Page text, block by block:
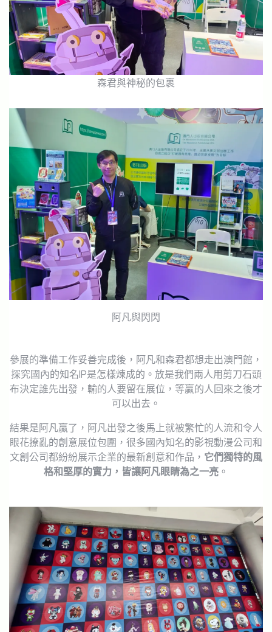
森君與神秘的包裹
阿凡與閃閃
參展的準備工作妥善完成後，阿凡和森君都想走出澳門館，
探究國內的知名IP是怎樣煉成的。放是我們兩人用剪刀石頭
布決定誰先出發，輸的人要留在展位，等贏的人回來之後才
可以出去。
結果是阿凡贏了，阿凡出發之後馬上就被繁忙的人流和令人
眼花撩亂的創意展位包圍，很多國內知名的影視動漫公司和
文創公司都紛紛展示企業的最新創意和作品， 它們獨特的風
格和堅厚的實力，皆讓阿凡眼睛為之一亮 。